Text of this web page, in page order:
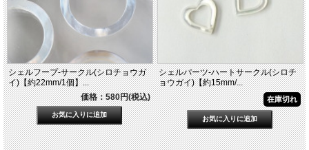
シェルフープ-サークル(シロチョウガ
イ)【約22mm/1個】...
価格：580円(税込)
シェルパーツ-ハートサークル(シロチ
ョウガイ)【約15mm/...
在庫切れ